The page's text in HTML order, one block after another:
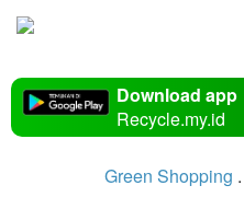
Download app
Recycle.my.id
Green Shopping .